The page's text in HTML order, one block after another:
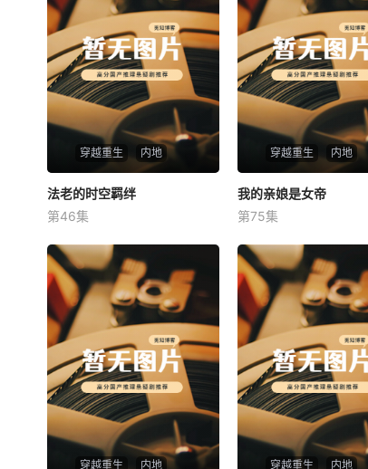
穿越重生 内地
法老的时空羁绊
未知
法老的时空羁绊
第46集
穿越重生 内地
我的亲娘是女帝
未知
我的亲娘是女帝
第75集
穿越重生 内地 穿越重生 内地